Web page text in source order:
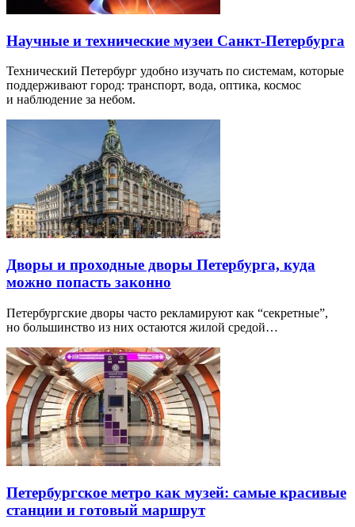
Научные и технические музеи Санкт-Петербурга
Технический Петербург удобно изучать по системам, которые
поддерживают город: транспорт, вода, оптика, космос
и наблюдение за небом.
Дворы и проходные дворы Петербурга, куда
можно попасть законно
Петербургские дворы часто рекламируют как “секретные”,
но большинство из них остаются жилой средой…
Петербургское метро как музей: самые красивые
станции и готовый маршрут